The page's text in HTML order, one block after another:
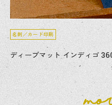
名刺／カード印刷
ディープマット インディゴ